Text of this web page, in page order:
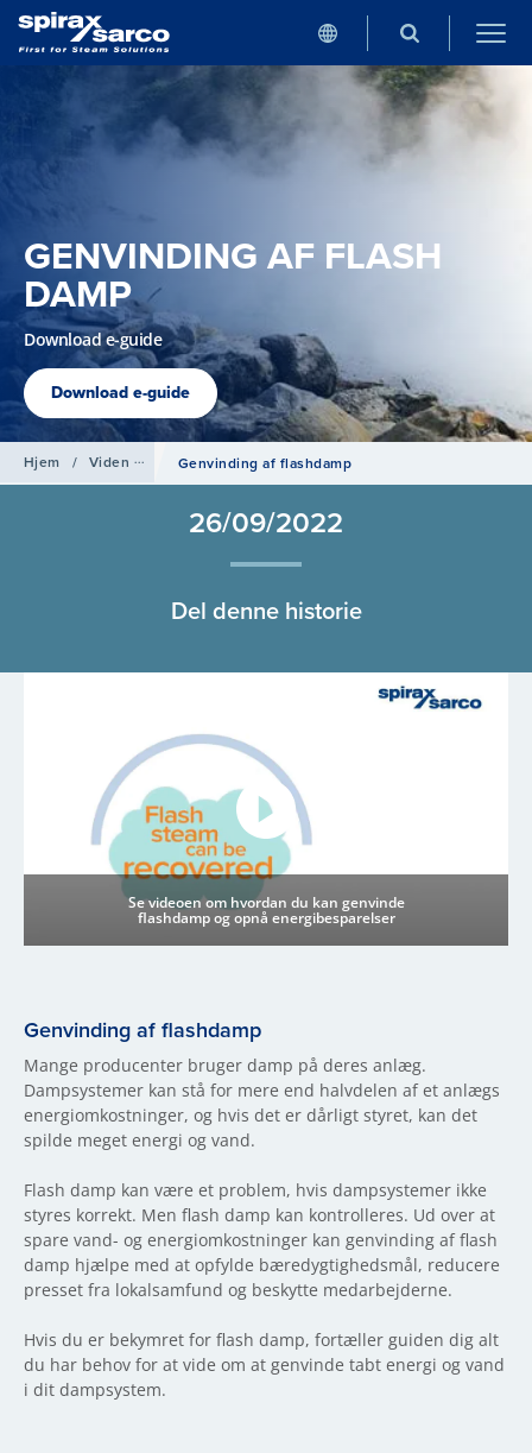
GENVINDING AF FLASH
DAMP
Download e-guide
Download e-guide
Hjem / Viden om Genvinding af flashdamp
26/09/2022
Del denne historie
Se videoen om hvordan du kan genvinde
flashdamp og opnå energibesparelser
Genvinding af flashdamp
Mange producenter bruger damp på deres anlæg.
Dampsystemer kan stå for mere end halvdelen af et anlægs
energiomkostninger, og hvis det er dårligt styret, kan det
spilde meget energi og vand.
Flash damp kan være et problem, hvis dampsystemer ikke
styres korrekt. Men flash damp kan kontrolleres. Ud over at
spare vand- og energiomkostninger kan genvinding af flash
damp hjælpe med at opfylde bæredygtighedsmål, reducere
presset fra lokalsamfund og beskytte medarbejderne.
Hvis du er bekymret for flash damp, fortæller guiden dig alt
du har behov for at vide om at genvinde tabt energi og vand
i dit dampsystem.